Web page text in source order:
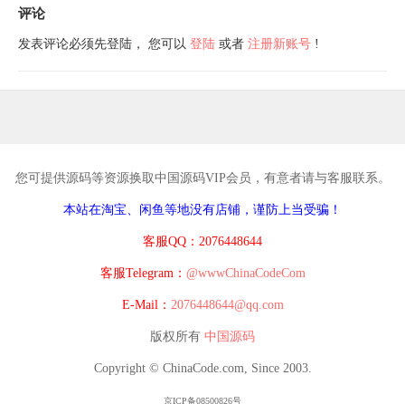
评论
发表评论必须先登陆， 您可以 登陆 或者 注册新账号 !
您可提供源码等资源换取中国源码VIP会员，有意者请与客服联系。
本站在淘宝、闲鱼等地没有店铺，谨防上当受骗！
客服QQ：2076448644
客服Telegram： @wwwChinaCodeCom
E-Mail： 2076448644@qq.com
版权所有 中国源码
Copyright © ChinaCode.com, Since 2003.
京ICP备08500826号